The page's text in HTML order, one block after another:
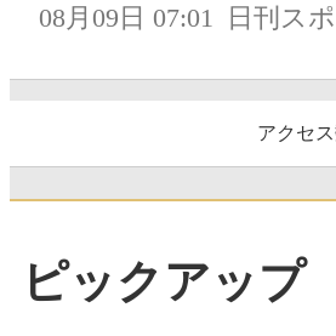
08月09日 07:01 日刊ス
アクセ
ピックアップ